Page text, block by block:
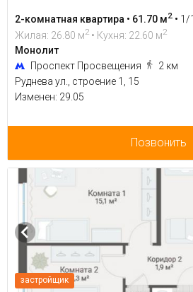
2-комнатная квартира • 61.70 м2 • 1/
Жилая: 26.80 м2 • Кухня: 22.60 м2
Монолит
Проспект Просвещения
2 км
Руднева ул., строение 1, 15
Изменен: 29.05
Позвонить
застройщик